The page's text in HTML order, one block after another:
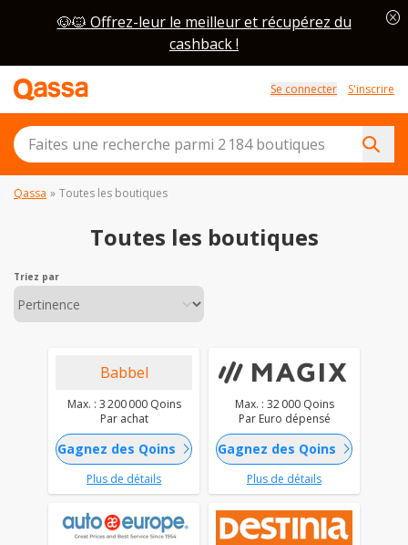
🐶🐱 Offrez-leur le meilleur et récupérez du
cashback !
cancel
Se connecter S'inscrire
Qassa » Toutes les boutiques
Toutes les boutiques
Triez par
Babbel
Max. : 3 200 000 Qoins
Par achat
Gagnez des Qoins chevron_right
Plus de détails
Max. : 32 000 Qoins
Par Euro dépensé
Gagnez des Qoins chevron_right
Plus de détails